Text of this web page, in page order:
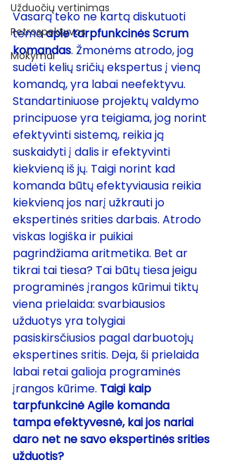
Užduočių vertinimas
Retrospektyvos
Mokymai
Vasarą teko ne kartą diskutuoti
tema apie tarpfunkcinės Scrum
komandas. Žmonėms atrodo, jog
sudėti kelių sričių ekspertus į vieną
komandą, yra labai neefektyvu.
Standartiniuose projektų valdymo
principuose yra teigiama, jog norint
efektyvinti sistemą, reikia ją
suskaidyti į dalis ir efektyvinti
kiekvieną iš jų. Taigi norint kad
komanda būtų efektyviausia reikia
kiekvieną jos narį užkrauti jo
ekspertinės srities darbais. Atrodo
viskas logiška ir puikiai
pagrindžiama aritmetika. Bet ar
tikrai tai tiesa? Tai būtų tiesa jeigu
programinės įrangos kūrimui tiktų
viena prielaida: svarbiausios
užduotys yra tolygiai
pasiskirsčiusios pagal darbuotojų
ekspertines sritis. Deja, ši prielaida
labai retai galioja programinės
įrangos kūrime. Taigi kaip
tarpfunkcinė Agile komanda
tampa efektyvesnė, kai jos nariai
daro net ne savo ekspertinės srities
užduotis?